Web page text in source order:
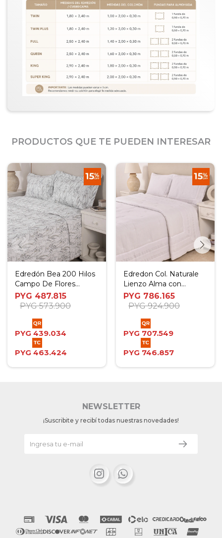
PRODUCTOS QUE TE PUEDEN INTERESAR
Edredón Bea 200 Hilos
Campo De Flores
Verdes - Twin
PYG 487.815
PYG 573.900
PYG 439.034
PYG 463.424
Edredon Col. Naturale
Lienzo Alma con
Alforzas Blanco - 180 x
240 cm
PYG 786.165
PYG 924.900
PYG 707.549
PYG 746.857
NEWSLETTER
¡Suscribite y recibí todas nuestras novedades!
 